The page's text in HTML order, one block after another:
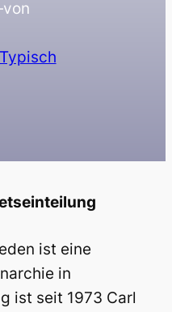
von
Typisch
ist eine
in
ist seit 1973 Carl